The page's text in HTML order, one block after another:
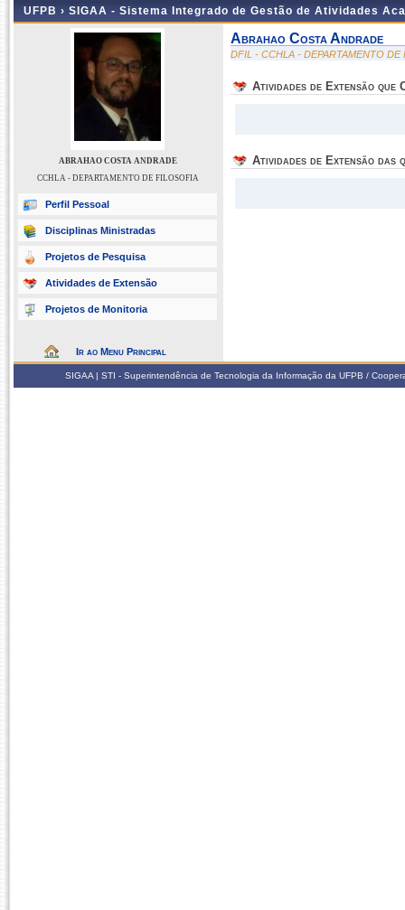
UFPB › SIGAA - Sistema Integrado de Gestão de Atividades
ABRAHAO COSTA ANDRADE
CCHLA - DEPARTAMENTO DE FILOSOFIA
Perfil Pessoal
Disciplinas Ministradas
Projetos de Pesquisa
Atividades de Extensão
Projetos de Monitoria
Ir ao Menu Principal
Abrahao Costa Andrade
DFIL - CCHLA - DEPARTAMENTO DE
Atividades de Extensão que
Atividades de Extensão das
SIGAA | STI - Superintendência de Tecnologia da Informação da UFPB /